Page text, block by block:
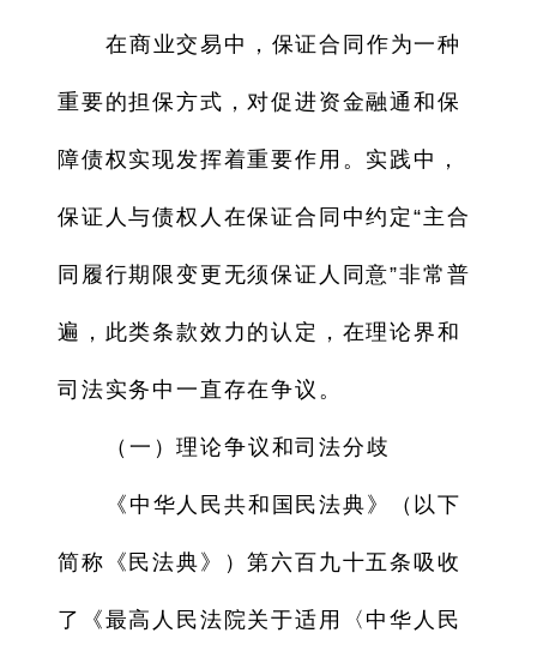
在商业交易中，保证合同作为一种
重要的担保方式，对促进资金融通和保
障债权实现发挥着重要作用。实践中，
保证人与债权人在保证合同中约定“主合
同履行期限变更无须保证人同意”非常普
遍，此类条款效力的认定，在理论界和
司法实务中一直存在争议。
（一）理论争议和司法分歧
《中华人民共和国民法典》（以下
简称《民法典》）第六百九十五条吸收
了《最高人民法院关于适用〈中华人民